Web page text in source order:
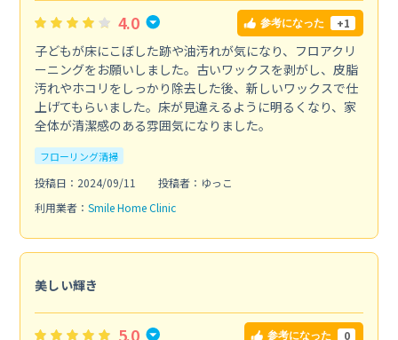
4.0 参考になった +1
子どもが床にこぼした跡や油汚れが気になり、フロアクリ
ーニングをお願いしました。古いワックスを剥がし、皮脂
汚れやホコリをしっかり除去した後、新しいワックスで仕
上げてもらいました。床が見違えるように明るくなり、家
全体が清潔感のある雰囲気になりました。
フローリング清掃
投稿日：2024/09/11
投稿者：ゆっこ
利用業者： Smile Home Clinic
美しい輝き
5.0 参考になった 0